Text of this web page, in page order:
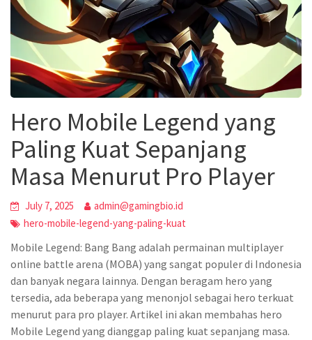
Hero Mobile Legend yang
Paling Kuat Sepanjang
Masa Menurut Pro Player
July 7, 2025
admin@gamingbio.id
hero-mobile-legend-yang-paling-kuat
Mobile Legend: Bang Bang adalah permainan multiplayer
online battle arena (MOBA) yang sangat populer di Indonesia
dan banyak negara lainnya. Dengan beragam hero yang
tersedia, ada beberapa yang menonjol sebagai hero terkuat
menurut para pro player. Artikel ini akan membahas hero
Mobile Legend yang dianggap paling kuat sepanjang masa.